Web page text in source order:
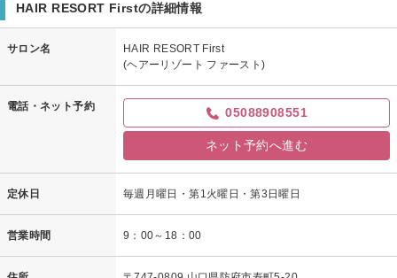
HAIR RESORT Firstの詳細情報
サロン名
HAIR RESORT First
(ヘアーリゾート ファースト)
電話・ネット予約 05088908551
ネット予約へ進む
定休日 毎週月曜日・第1火曜日・第3日曜日
営業時間 9：00～18：00